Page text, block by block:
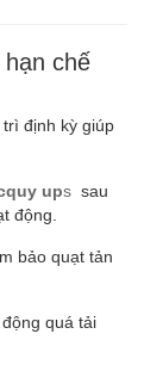
chế
định kỳ giúp
ups sau
động.
bảo quạt tản
quá tải